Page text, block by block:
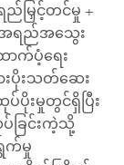
ည်မြှင့်တင်မှု +
ရည်အသွေး
ာက်ပံ့ရေး
ပိုးသတ်ဆေး
ပိုးမှုတွင်ရှိပြီး
ခြင်းကဲ့သို့
က်မှု